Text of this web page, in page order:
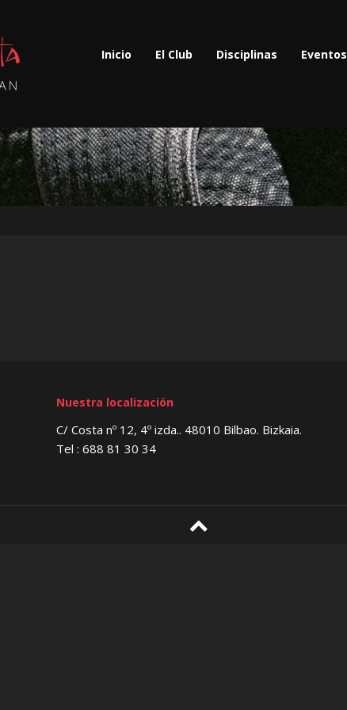
Inicio El Club Disciplinas Eventos
Nuestra localización
C/ Costa nº 12, 4º izda.. 48010 Bilbao. Bizkaia.
Tel : 688 81 30 34